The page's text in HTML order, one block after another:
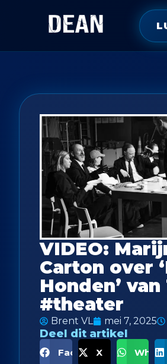
VIDEO:
Carton over
Honden’ van
#theater
Brent VL mei 7, 2025
Deel dit artikel
Facebook
X